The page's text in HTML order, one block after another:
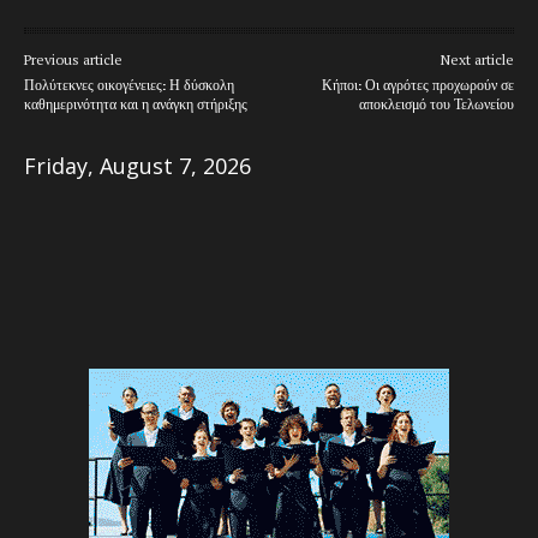
Previous article
Πολύτεκνες οικογένειες: Η δύσκολη
καθημερινότητα και η ανάγκη στήριξης
Next article
Κήποι: Οι αγρότες προχωρούν σε
αποκλεισμό του Τελωνείου
Friday, August 7, 2026